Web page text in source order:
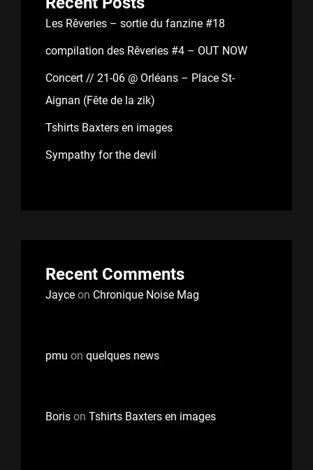
Les Rêveries – sortie du fanzine #18
compilation des Rêveries #4 – OUT NOW
Concert // 21-06 @ Orléans – Place St-
Aignan (Fête de la zik)
Tshirts Baxters en images
Sympathy for the devil
Recent Comments
Jayce on Chronique Noise Mag
pmu on quelques news
Boris on Tshirts Baxters en images